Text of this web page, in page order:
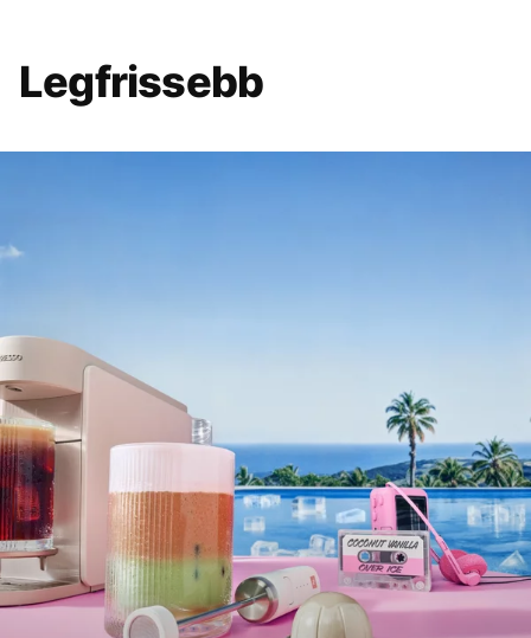
Legfrissebb